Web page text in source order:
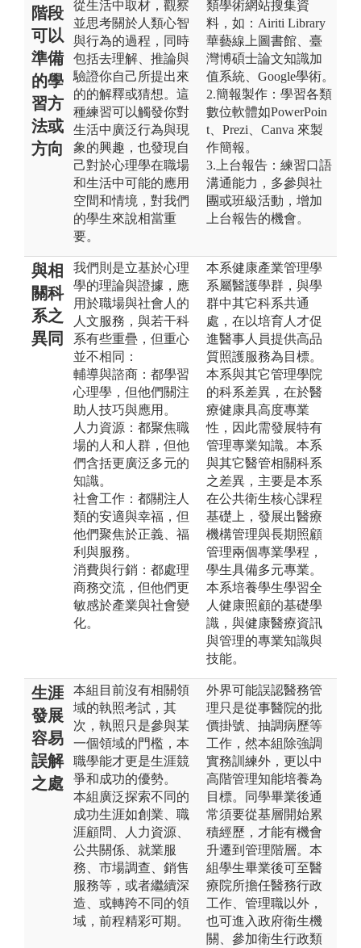
階段
可以
準備
的學
習方
法或
方向
從生活中取材，觀察
並思考關於人類心智
與行為的過程，同時
包括去理解、推論與
驗證你自己所提出來
的的解釋或猜想。這
種練習可以觸發你對
生活中廣泛行為與現
象的興趣，也發現自
己對於心理學在職場
和生活中可能的應用
空間和情境，對我們
的學生來說相當重
要。
類學術網站搜集資
料，如：Airiti Library
華藝線上圖書館、臺
灣博碩士論文知識加
值系統、Google學術。
2.簡報製作：學習各類
數位軟體如PowerPoin
t、Prezi、Canva 來製
作簡報。
3.上台報告：練習口語
溝通能力，多參與社
團或班級活動，增加
上台報告的機會。
與相
關科
系之
異同
我們則是立基於心理
學的理論與證據，應
用於職場與社會人的
人文服務，與若干科
系有些重疊，但重心
並不相同：
輔導與諮商：都學習
心理學，但他們關注
助人技巧與應用。
人力資源：都聚焦職
場的人和人群，但他
們含括更廣泛多元的
知識。
社會工作：都關注人
類的安適與幸福，但
他們聚焦於正義、福
利與服務。
消費與行銷：都處理
商務交流，但他們更
敏感於產業與社會變
化。
本系健康產業管理學
系屬醫護學群，與學
群中其它科系共通
處，在以培育人才促
進醫事人員提供高品
質照護服務為目標。
本系與其它管理學院
的科系差異，在於醫
療健康具高度專業
性，因此需發展特有
管理專業知識。本系
與其它醫管相關科系
之差異，主要是本系
在公共衛生核心課程
基礎上，發展出醫療
機構管理與長期照顧
管理兩個專業學程，
學生具備多元專業。
本系培養學生學習全
人健康照顧的基礎學
識，與健康醫療資訊
與管理的專業知識與
技能。
生涯
發展
容易
誤解
之處
本組目前沒有相關領
域的執照考試，其
次，執照只是參與某
一個領域的門檻，本
職學能才更是生涯競
爭和成功的優勢。
本組廣泛探索不同的
成功生涯如創業、職
涯顧問、人力資源、
公共關係、就業服
務、市場調查、銷售
服務等，或者繼續深
造、或轉跨不同的領
域，前程精彩可期。
外界可能誤認醫務管
理只是從事醫院的批
價掛號、抽調病歷等
工作，然本組除強調
實務訓練外，更以中
高階管理知能培養為
目標。同學畢業後通
常須要從基層開始累
積經歷，才能有機會
升遷到管理階層。本
組學生畢業後可至醫
療院所擔任醫務行政
工作、管理職以外，
也可進入政府衛生機
關、參加衛生行政類